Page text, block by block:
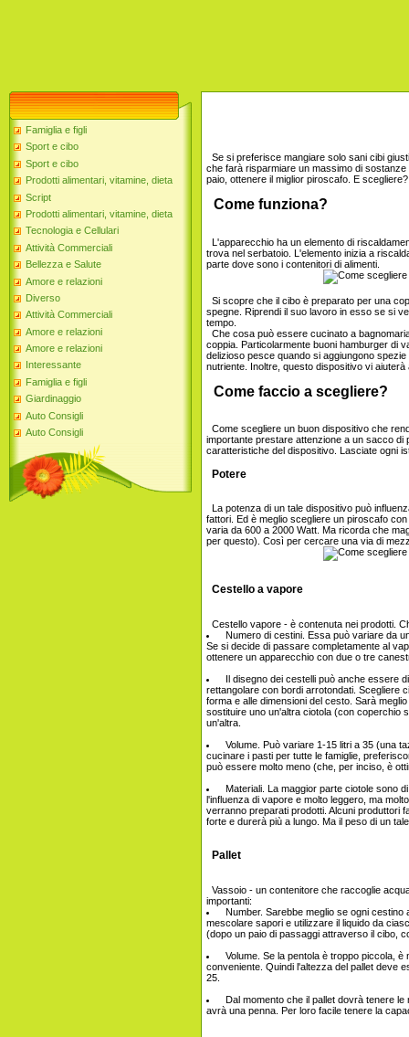
Famiglia e figli
Sport e cibo
Sport e cibo
Prodotti alimentari, vitamine, dieta
Script
Prodotti alimentari, vitamine, dieta
Tecnologia e Cellulari
Attività Commerciali
Bellezza e Salute
Amore e relazioni
Diverso
Attività Commerciali
Amore e relazioni
Amore e relazioni
Interessante
Famiglia e figli
Giardinaggio
Auto Consigli
Auto Consigli
Se si preferisce mangiare solo sani cibi
che farà risparmiare un massimo di
paio, ottenere il miglior piroscafo. E scegliere?
Come funziona?
L'apparecchio ha un elemento di
trova nel serbatoio. L'elemento inizia a
parte dove sono i contenitori di alimenti.
Si scopre che il cibo è preparato per una
spegne. Riprendi il suo lavoro in esso se si
tempo.
Che cosa può essere cucinato a
coppia. Particolarmente buoni hamburger di
delizioso pesce quando si aggiungono
nutriente. Inoltre, questo dispositivo vi
Come faccio a scegliere?
Come scegliere un buon dispositivo che
importante prestare attenzione a un sacco
caratteristiche del dispositivo. Lasciate ogni
Potere
La potenza di un tale dispositivo può
fattori. Ed è meglio scegliere un piroscafo
varia da 600 a 2000 Watt. Ma ricorda che
per questo). Così per cercare una via di
Cestello a vapore
Cestello vapore - è contenuta nei prodotti.
Numero di cestini. Essa può variare da
Se si decide di passare completamente al
ottenere un apparecchio con due o tre
Il disegno dei cestelli può anche essere
rettangolare con bordi arrotondati. Scegliere
forma e alle dimensioni del cesto. Sarà
sostituire uno un'altra ciotola (con coperchio
un'altra.
Volume. Può variare 1-15 litri a 35 (una
cucinare i pasti per tutte le famiglie,
può essere molto meno (che, per inciso, è
Materiali. La maggior parte ciotole sono
l'influenza di vapore e molto leggero, ma
verranno preparati prodotti. Alcuni produttori
forte e durerà più a lungo. Ma il peso di un
Pallet
Vassoio - un contenitore che raccoglie
importanti:
Number. Sarebbe meglio se ogni
mescolare sapori e utilizzare il liquido da
(dopo un paio di passaggi attraverso il cibo,
Volume. Se la pentola è troppo piccola,
conveniente. Quindi l'altezza del pallet deve
25.
Dal momento che il pallet dovrà tenere
avrà una penna. Per loro facile tenere la